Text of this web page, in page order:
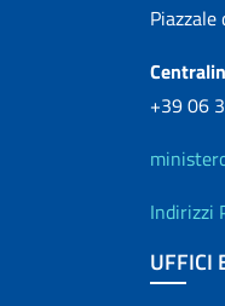
+39 06
Indirizzi
UFFICI